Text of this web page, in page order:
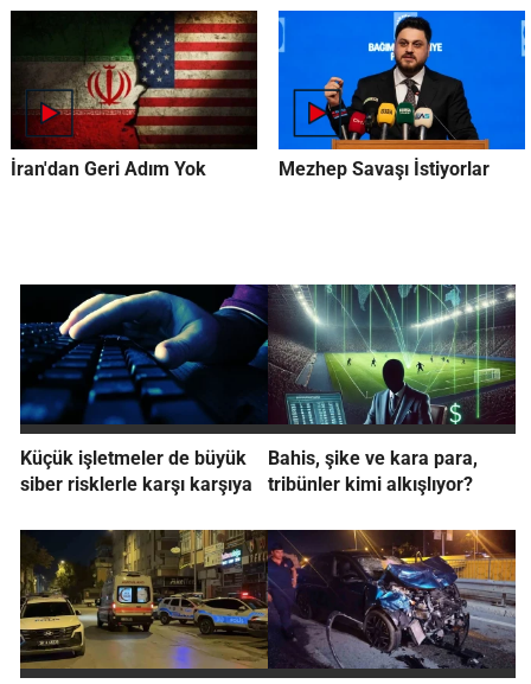
İran'dan Geri Adım Yok Mezhep Savaşı İstiyorlar
Küçük işletmeler de büyük
siber risklerle karşı karşıya
Bahis, şike ve kara para,
tribünler kimi alkışlıyor?